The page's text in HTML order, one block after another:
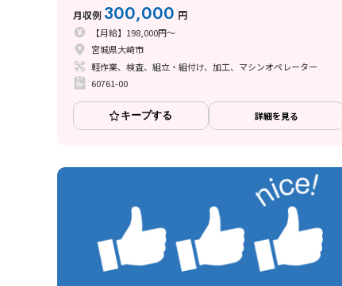
月収例 300,000 円
【月給】198,000円～
宮城県大崎市
軽作業、検査、組立・組付け、加工、マシンオペレーター
60761-00
キープする 詳細を見る